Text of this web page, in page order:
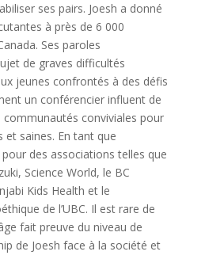
ses pairs. Joesh a donné
à près de 6 000
Ses paroles
de graves difficultés
jeunes confrontés à des défis
un conférencier influent de
conviviales pour
et saines. En tant que
des associations telles que
Science World, le BC
Kids Health et le
de l’UBC. Il est rare de
fait preuve du niveau de
de Joesh face à la société et